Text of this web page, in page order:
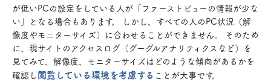
が低いPCの設定をしている人が「ファーストビューの情報が少な
い」となる場合もあります。 しかし、すべての人のPC状況（解
像度やモニターサイズ）に合わせることができません。 そのため
に、現サイトのアクセスログ（グーグルアナリティクスなど）を
見てみて、解像度、モニターサイズはどのような傾向があるかを
確認し閲覧している環境を考慮する ことが大事です。